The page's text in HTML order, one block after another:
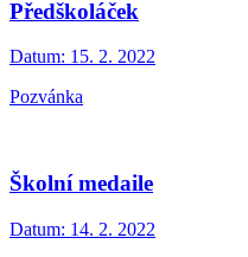
Předškoláček
Datum: 15. 2. 2022
Pozvánka
Školní medaile
Datum: 14. 2. 2022